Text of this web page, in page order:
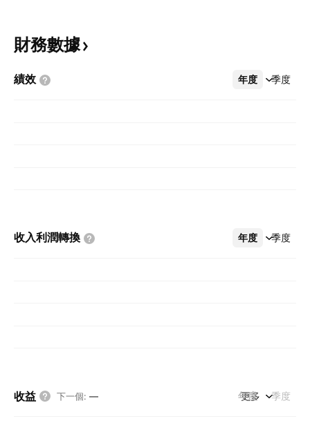
財務數據
績效 年度 季度
更多
收入利潤轉換 年度 季度
更多
收益 下一個: — 年度 季度
更多